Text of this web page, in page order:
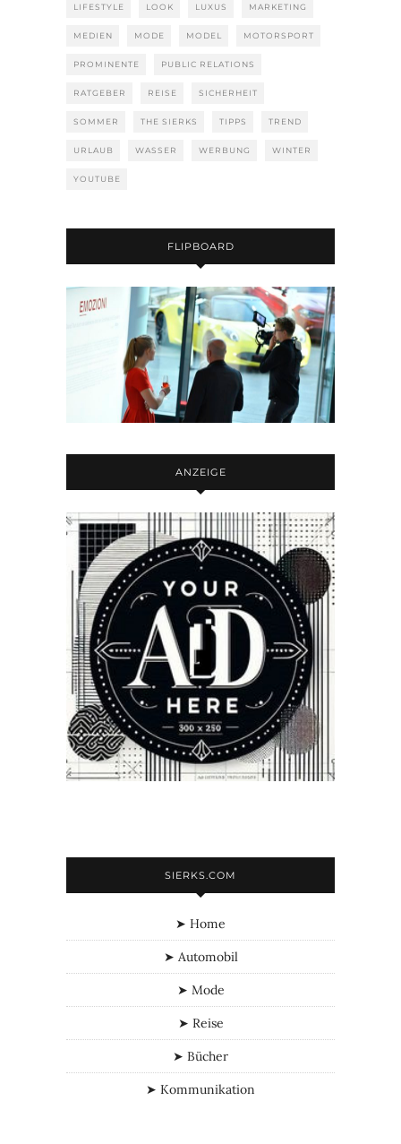
LIFESTYLE LOOK LUXUS MARKETING
MEDIEN MODE MODEL MOTORSPORT
PROMINENTE PUBLIC RELATIONS
RATGEBER REISE SICHERHEIT
SOMMER THE SIERKS TIPPS TREND
URLAUB WASSER WERBUNG WINTER
YOUTUBE
FLIPBOARD
ANZEIGE
SIERKS.COM
➤ Home
➤ Automobil
➤ Mode
➤ Reise
➤ Bücher
➤ Kommunikation